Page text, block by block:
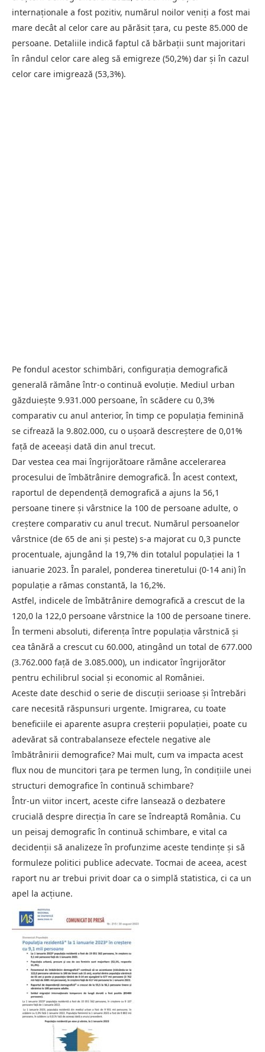
internaţionale a fost pozitiv, numărul noilor veniţi a fost mai
mare decât al celor care au părăsit ţara, cu peste 85.000 de
persoane. Detaliile indică faptul că bărbaţii sunt majoritari
în rândul celor care aleg să emigreze (50,2%) dar şi în cazul
celor care imigrează (53,3%).
Pe fondul acestor schimbări, configuraţia demografică
generală rămâne într-o continuă evoluţie. Mediul urban
găzduieşte 9.931.000 persoane, în scădere cu 0,3%
comparativ cu anul anterior, în timp ce populaţia feminină
se cifrează la 9.802.000, cu o uşoară descreştere de 0,01%
faţă de aceeaşi dată din anul trecut.
Dar vestea cea mai îngrijorătoare rămâne accelerarea
procesului de îmbătrânire demografică. În acest context,
raportul de dependenţă demografică a ajuns la 56,1
persoane tinere şi vârstnice la 100 de persoane adulte, o
creştere comparativ cu anul trecut. Numărul persoanelor
vârstnice (de 65 de ani şi peste) s-a majorat cu 0,3 puncte
procentuale, ajungând la 19,7% din totalul populaţiei la 1
ianuarie 2023. În paralel, ponderea tineretului (0-14 ani) în
populaţie a rămas constantă, la 16,2%.
Astfel, indicele de îmbătrânire demografică a crescut de la
120,0 la 122,0 persoane vârstnice la 100 de persoane tinere.
În termeni absoluti, diferenţa între populaţia vârstnică şi
cea tânără a crescut cu 60.000, atingând un total de 677.000
(3.762.000 faţă de 3.085.000), un indicator îngrijorător
pentru echilibrul social şi economic al României.
Aceste date deschid o serie de discuţii serioase şi întrebări
care necesită răspunsuri urgente. Imigrarea, cu toate
beneficiile ei aparente asupra creşterii populaţiei, poate cu
adevărat să contrabalanseze efectele negative ale
îmbătrânirii demografice? Mai mult, cum va impacta acest
flux nou de muncitori ţara pe termen lung, în condiţiile unei
structuri demografice în continuă schimbare?
Într-un viitor incert, aceste cifre lansează o dezbatere
crucială despre direcţia în care se îndreaptă România. Cu
un peisaj demografic în continuă schimbare, e vital ca
decidenţii să analizeze în profunzime aceste tendinţe şi să
formuleze politici publice adecvate. Tocmai de aceea, acest
raport nu ar trebui privit doar ca o simplă statistica, ci ca un
apel la acţiune.